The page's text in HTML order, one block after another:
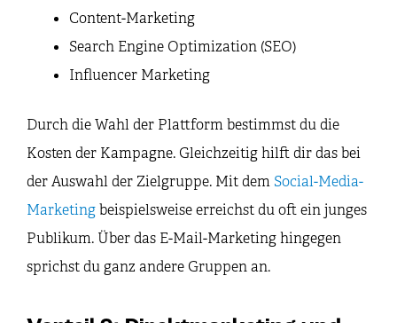
Content-Marketing
Search Engine Optimization (SEO)
Influencer Marketing
Durch die Wahl der Plattform bestimmst du die
Kosten der Kampagne. Gleichzeitig hilft dir das bei
der Auswahl der Zielgruppe. Mit dem Social-Media-
Marketingbeispielsweise erreichst du oft ein junges
Publikum. Über das E-Mail-Marketing hingegen
sprichst du ganz andere Gruppen an.